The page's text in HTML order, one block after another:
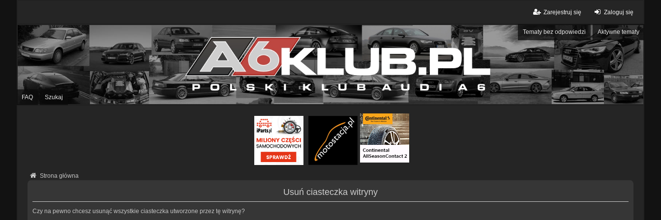
Zaloguj się
Zarejestruj się
Tematy bez odpowiedzi Aktywne tematy
FAQ Szukaj
Strona główna
Usuń ciasteczka witryny
Czy na pewno chcesz usunąć wszystkie ciasteczka utworzone przez tę witrynę?